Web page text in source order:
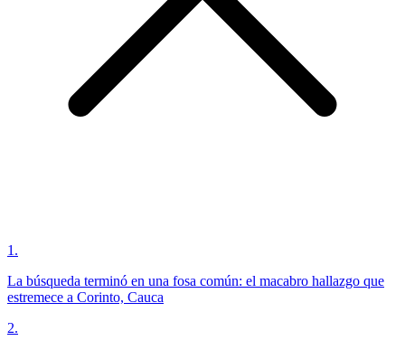
1.
La búsqueda terminó en una fosa común: el macabro hallazgo que
estremece a Corinto, Cauca
2.